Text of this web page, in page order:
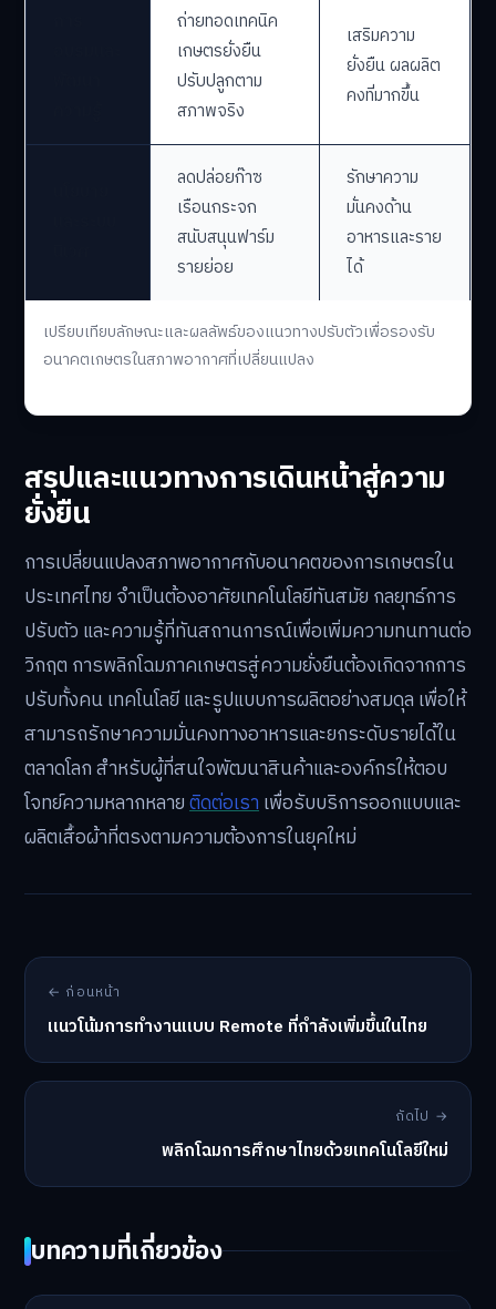
เปรียบเทียบลักษณะและผลลัพธ์ของแนวทางปรับตัวเพื่อรองรับ
อนาคตเกษตรในสภาพอากาศที่เปลี่ยนแปลง
ถ่ายทอดเทคนิค
เกษตรยั่งยืน
ปรับปลูกตาม
สภาพจริง
เสริมความ
ยั่งยืน ผลผลิต
คงที่มากขึ้น
ลดปล่อยก๊าซ
เรือนกระจก
สนับสนุนฟาร์ม
รายย่อย
รักษาความ
มั่นคงด้าน
อาหารและราย
ได้
สรุปและแนวทางการเดินหน้าสู่ความ
ยั่งยืน
การเปลี่ยนแปลงสภาพอากาศกับอนาคตของการเกษตรใน
ประเทศไทย จำเป็นต้องอาศัยเทคโนโลยีทันสมัย กลยุทธ์การ
ปรับตัว และความรู้ที่ทันสถานการณ์เพื่อเพิ่มความทนทานต่อ
วิกฤต การพลิกโฉมภาคเกษตรสู่ความยั่งยืนต้องเกิดจากการ
ปรับทั้งคน เทคโนโลยี และรูปแบบการผลิตอย่างสมดุล เพื่อให้
สามารถรักษาความมั่นคงทางอาหารและยกระดับรายได้ใน
ตลาดโลก สำหรับผู้ที่สนใจพัฒนาสินค้าและองค์กรให้ตอบ
โจทย์ความหลากหลายติดต่อเราเพื่อรับบริการออกแบบและ
ผลิตเสื้อผ้าที่ตรงตามความต้องการในยุคใหม่
← ก่อนหน้า
แนวโน้มการทำงานแบบ Remote ที่กำลังเพิ่มขึ้นในไทย
ถัดไป →
พลิกโฉมการศึกษาไทยด้วยเทคโนโลยีใหม่
บทความที่เกี่ยวข้อง